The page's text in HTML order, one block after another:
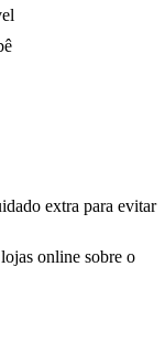
extra para evitar
online sobre o